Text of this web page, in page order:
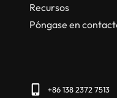
Recursos
Póngase en
+86 138 2372 7513